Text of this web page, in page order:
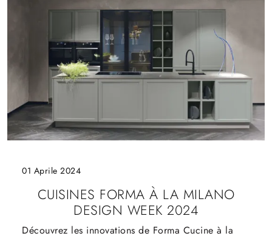
01 Aprile 2024
CUISINES FORMA À LA MILANO
DESIGN WEEK 2024
Découvrez les innovations de Forma Cucine à la